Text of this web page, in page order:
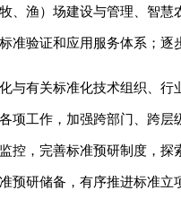
、渔）场建设与管理、智
准验证和应用服务体系；
与有关标准化技术组织、
项工作，加强跨部门、跨
控，完善标准预研制度，
预研储备，有序推进标准